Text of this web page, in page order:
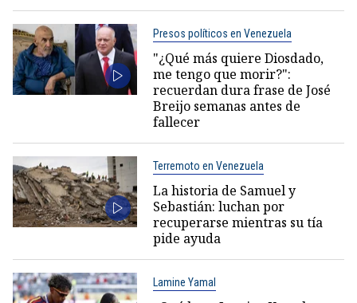
Presos políticos en Venezuela
"¿Qué más quiere Diosdado,
me tengo que morir?":
recuerdan dura frase de José
Breijo semanas antes de
fallecer
Terremoto en Venezuela
La historia de Samuel y
Sebastián: luchan por
recuperarse mientras su tía
pide ayuda
Lamine Yamal